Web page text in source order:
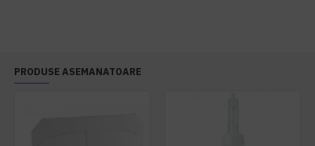
PRODUSE ASEMANATOARE